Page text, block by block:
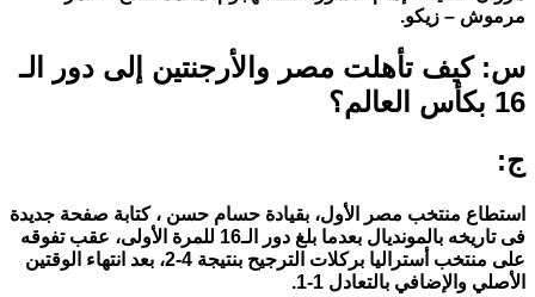
مرموش – زيكو.
س: كيف تأهلت مصر والأرجنتين إلى دور الـ
16 بكأس العالم؟
ج:
استطاع منتخب مصر الأول، بقيادة حسام حسن ، كتابة صفحة جديدة
فى تاريخه بالمونديال بعدما بلغ دور الـ16 للمرة الأولى، عقب تفوقه
على منتخب أستراليا بركلات الترجيح بنتيجة 4-2، بعد انتهاء الوقتين
الأصلي والإضافي بالتعادل 1-1.